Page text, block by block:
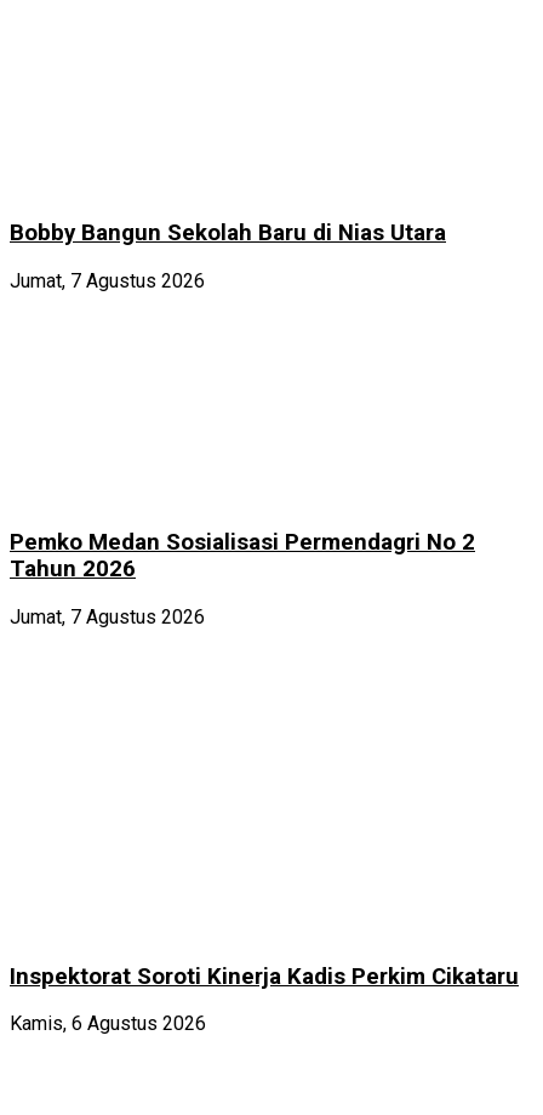
Bobby Bangun Sekolah Baru di Nias Utara
Jumat, 7 Agustus 2026
Pemko Medan Sosialisasi Permendagri No 2
Tahun 2026
Jumat, 7 Agustus 2026
Inspektorat Soroti Kinerja Kadis Perkim Cikataru
Kamis, 6 Agustus 2026